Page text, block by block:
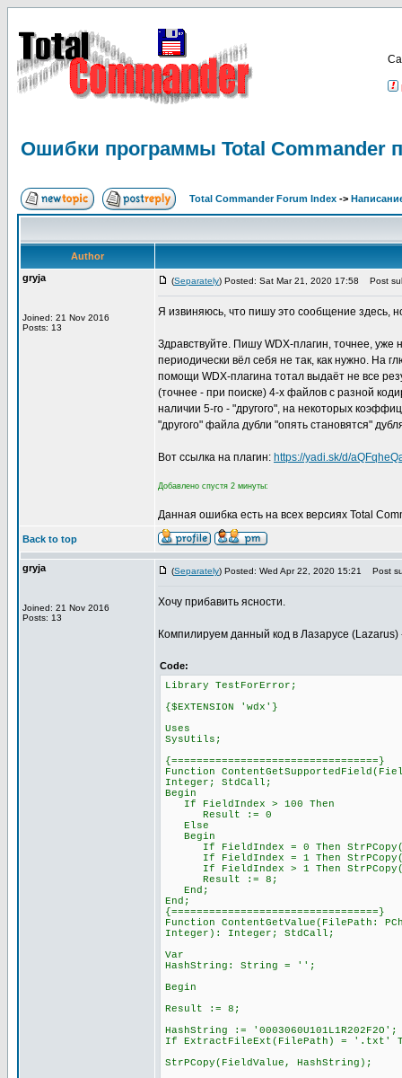
Ошибки программы Total Commander
Total Commander Forum Index ->
Author
gryja
Joined: 21 Nov 2016
Posts: 13
(Separately) Posted: Sat Mar 21, 2020 17:58 Post
Я извиняюсь, что пишу это сообщение здесь,
Здравствуйте. Пишу WDX-плагин, точнее, уже
периодически вёл себя не так, как нужно. На
помощи WDX-плагина тотал выдаёт не все
(точнее - при поиске) 4-х файлов с разной
наличии 5-го - "другого", на некоторых
"другого" файла дубли "опять становятся"
Вот ссылка на плагин: https://yadi.sk/d/
Добавлено спустя 2 минуты:
Данная ошибка есть на всех версиях Total
Back to top
gryja
Joined: 21 Nov 2016
Posts: 13
(Separately) Posted: Wed Apr 22, 2020 15:21 Post
Хочу прибавить ясности.
Компилируем данный код в Лазарусе (Lazarus)
Code:
Library TestForError;
{$EXTENSION 'wdx'}
Uses
SysUtils;
{=================================}
Function
Integer; StdCall;
Begin
If FieldIndex > 100 Then
Result := 0
Else
Begin
If FieldIndex = 0 Then
If FieldIndex = 1 Then
If FieldIndex > 1 Then
Result := 8;
End;
End;
{=================================}
Function ContentGetValue(FilePath:
Integer): Integer; StdCall;
Var
HashString: String = '';
Begin
Result := 8;
HashString := '0003060U101L1R202F2O';
If ExtractFileExt(FilePath) = '.txt'
StrPCopy(FieldValue, HashString);